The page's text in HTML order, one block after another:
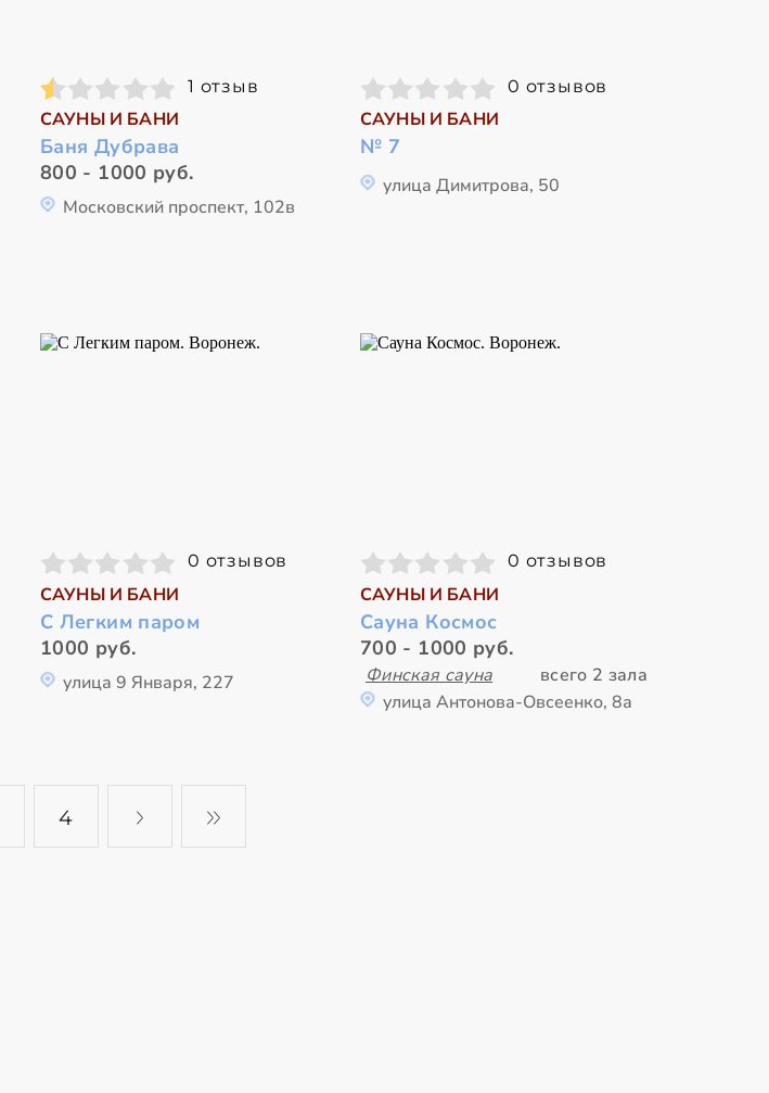
1 отзыв
САУНЫ И БАНИ
Баня Дубрава
800 - 1000 руб.
Московский проспект, 102в
0 отзывов
САУНЫ И БАНИ
№ 7
улица Димитрова, 50
0 отзывов
САУНЫ И БАНИ
С Легким паром
1000 руб.
улица 9 Января, 227
0 отзывов
САУНЫ И БАНИ
Сауна Космос
700 - 1000 руб.
Финская сауна
всего 2 зала
улица Антонова-Овсеенко, 8а
4